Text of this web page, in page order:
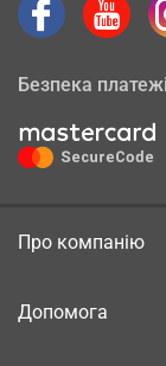
Безпека
Про компанію
Допомога